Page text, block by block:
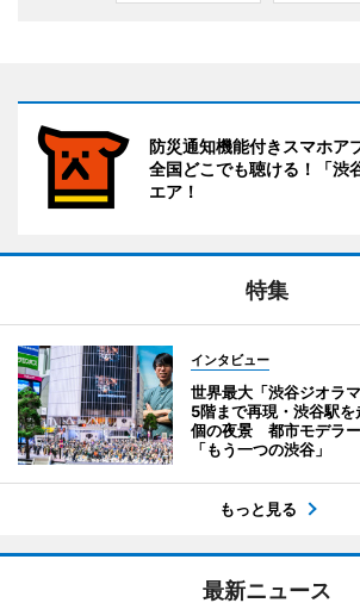
防災通知機能付きスマホア
全国どこでも聴ける！「渋
エア！
特集
インタビュー
世界最大「渋谷ジオラ
5階まで再現・渋谷駅
個の夜景 都市モデラ
「もう一つの渋谷」
もっと見る
最新ニュース